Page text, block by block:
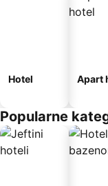
Hotel Apart
Popularne